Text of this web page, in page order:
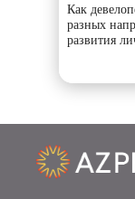
Как
разных
развития